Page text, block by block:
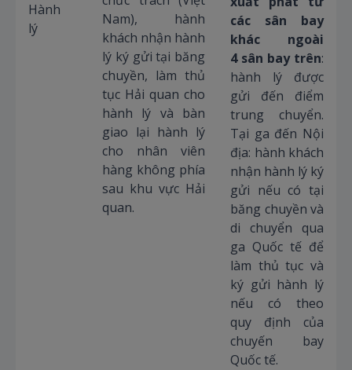
Hành
lý
Nam), hành
khách nhận hành
lý ký gửi tại băng
chuyền, làm thủ
tục Hải quan cho
hành lý và bàn
giao lại hành lý
cho nhân viên
hàng không phía
sau khu vực Hải
quan.
các sân bay
khác ngoài
4 sân bay trên:
hành lý được
gửi đến điểm
trung chuyển.
Tại ga đến Nội
địa: hành khách
nhận hành lý ký
gửi nếu có tại
băng chuyền và
di chuyển qua
ga Quốc tế để
làm thủ tục và
ký gửi hành lý
nếu có theo
quy định của
chuyến bay
Quốc tế.